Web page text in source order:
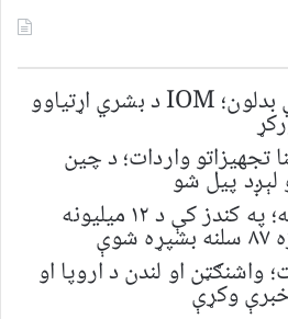
افغانستان کې اقلیمي بدلون؛ IOM د بشري اړتیاوو
تجهیزاتو واردات؛ د چین
د چغه او آقتاش پلونه؛ په کندز کې د ۱۲ میلیونه
واشنګټن او لندن د اروپا او
وکړې